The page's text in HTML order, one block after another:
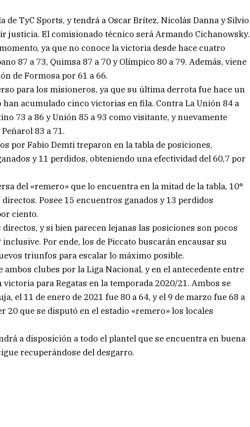
de TyC Sports, y tendrá a Oscar Brítez, Nicolás Danna y Silvio
justicia. El comisionado técnico será Armando Cichanowsky.
ya que no conoce la victoria desde hace cuatro
87 a 73, Quimsa 87 a 70 y Olímpico 80 a 79. Además, viene
de Formosa por 61 a 66.
para los misioneros, ya que su última derrota fue hace un
han acumulado cinco victorias en fila. Contra La Unión 84 a
73 a 86 y Unión 85 a 93 como visitante, y nuevamente
83 a 71.
por Fabio Demti treparon en la tabla de posiciones,
y 11 perdidos, obteniendo una efectividad del 60,7 por
del «remero» que lo encuentra en la mitad de la tabla, 10°
Posee 15 encuentros ganados y 13 perdidos
ciento.
y si bien parecen lejanas las posiciones son pocos
Por ende, los de Piccato buscarán encausar su
triunfos para escalar lo máximo posible.
clubes por la Liga Nacional, y en el antecedente entre
para Regatas en la temporada 2020/21. Ambos se
el 11 de enero de 2021 fue 80 a 64, y el 9 de marzo fue 68 a
20 que se disputó en el estadio «remero» los locales
a disposición a todo el plantel que se encuentra en buena
recuperándose del desgarro.